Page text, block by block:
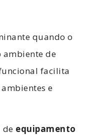
quando o
de
facilita
e
de equipamento